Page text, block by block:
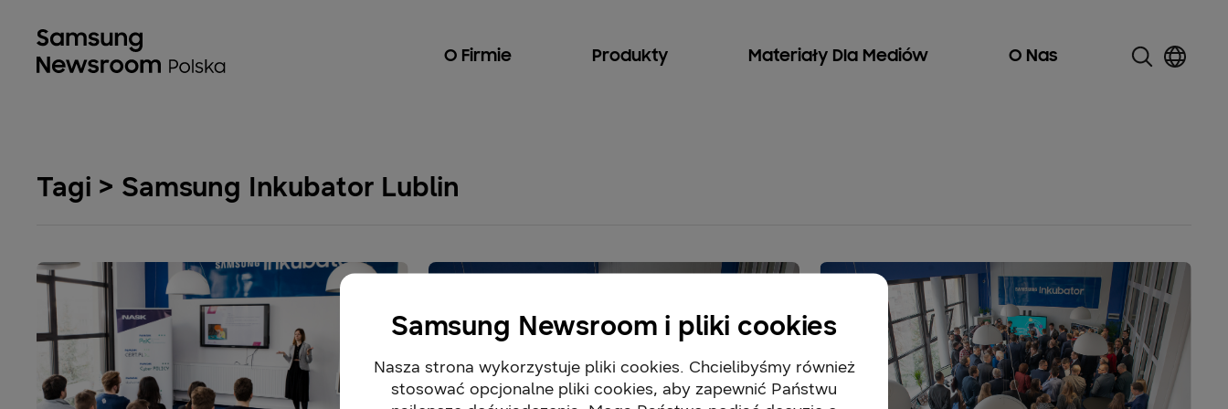
O Firmie Produkty Materiały Dla Mediów O Nas
Tagi > Samsung Inkubator Lublin
Samsung Newsroom i pliki cookies
Nasza strona wykorzystuje pliki cookies. Chcielibyśmy również
stosować opcjonalne pliki cookies, aby zapewnić Państwu